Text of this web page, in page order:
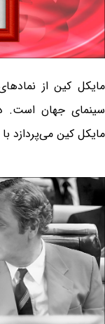
مایکل کین از
سینمای جهان است.
مایکل کین می‌پردازد با ۳۰ فیلم (از ۱۱۱ فیلم) آشنا می‌شویم.